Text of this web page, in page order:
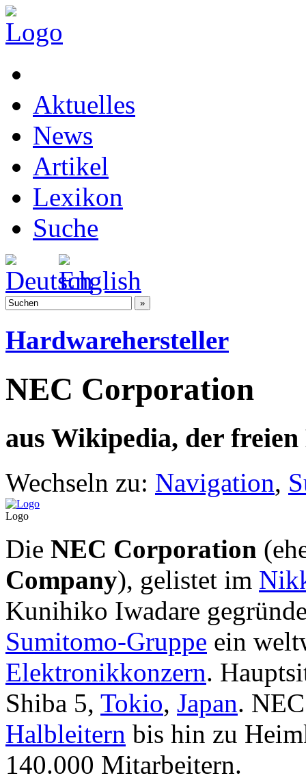
Aktuelles
News
Artikel
Lexikon
Suche
Hardwarehersteller
NEC Corporation
aus Wikipedia, der
Wechseln zu: Navigation,
Logo
Die NEC Corporation
Company), gelistet im
Kunihiko Iwadare
Sumitomo-Gruppe ein
Elektronikkonzern.
Shiba 5, Tokio, Japan.
Halbleitern bis hin zu
140.000 Mitarbeitern.